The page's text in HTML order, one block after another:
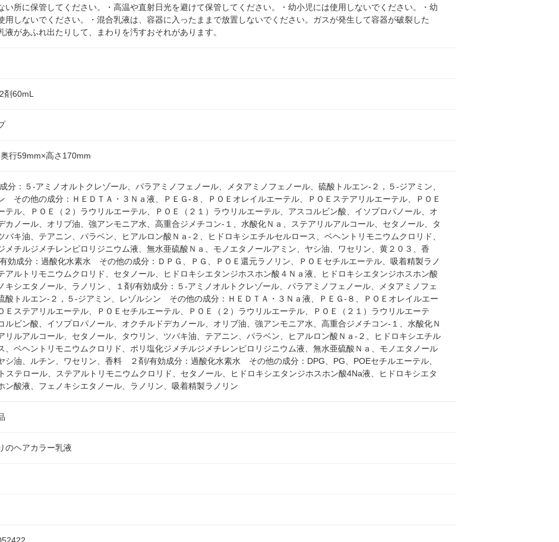
い所に保管してください。・高温や直射日光を避けて保管してください。・幼小児には使用しないでください。・幼
用しないでください。・混合乳液は、容器に入ったままで放置しないでください。ガスが発生して容器が破裂した
液があふれ出たりして、まわりを汚すおそれがあります。
剤60mL
行59mm×高さ170mm
分：５-アミノオルトクレゾール、パラアミノフェノール、メタアミノフェノール、硫酸トルエン-２，５-ジアミン、
その他の成分：ＨＥＤＴＡ・３Ｎａ液、ＰＥＧ-８、ＰＯＥオレイルエーテル、ＰＯＥステアリルエーテル、ＰＯＥ
テル、ＰＯＥ（２）ラウリルエーテル、ＰＯＥ（２１）ラウリルエーテル、アスコルビン酸、イソプロパノール、オ
カノール、オリブ油、強アンモニア水、高重合ジメチコン-１、水酸化Ｎａ、ステアリルアルコール、セタノール、タ
バキ油、テアニン、パラベン、ヒアルロン酸Ｎａ-２、ヒドロキシエチルセルロース、ベヘントリモニウムクロリド、
メチルジメチレンピロリジニウム液、無水亜硫酸Ｎａ、モノエタノールアミン、ヤシ油、ワセリン、黄２０３、香
効成分：過酸化水素水 その他の成分：ＤＰＧ、ＰＧ、ＰＯＥ還元ラノリン、ＰＯＥセチルエーテル、吸着精製ラノ
アルトリモニウムクロリド、セタノール、ヒドロキシエタンジホスホン酸４Ｎａ液、ヒドロキシエタンジホスホン酸
キシエタノール、ラノリン 、１剤/有効成分：５-アミノオルトクレゾール、パラアミノフェノール、メタアミノフェ
酸トルエン-２，５-ジアミン、レゾルシン その他の成分：ＨＥＤＴＡ・３Ｎａ液、ＰＥＧ-８、ＰＯＥオレイルエー
Ｅステアリルエーテル、ＰＯＥセチルエーテル、ＰＯＥ（２）ラウリルエーテル、ＰＯＥ（２１）ラウリルエーテ
ルビン酸、イソプロパノール、オクチルドデカノール、オリブ油、強アンモニア水、高重合ジメチコン-１、水酸化Ｎ
リルアルコール、セタノール、タウリン、ツバキ油、テアニン、パラベン、ヒアルロン酸Ｎａ-２、ヒドロキシエチル
、ベヘントリモニウムクロリド、ポリ塩化ジメチルジメチレンピロリジニウム液、無水亜硫酸Ｎａ、モノエタノール
シ油、ルチン、ワセリン、香料 ２剤/有効成分：過酸化水素水 その他の成分：DPG、PG、POEセチルエーテル、
ステロール、ステアルトリモニウムクロリド、セタノール、ヒドロキシエタンジホスホン酸4Na液、ヒドロキシエタ
ン酸液、フェノキシエタノール、ラノリン、吸着精製ラノリン
のヘアカラー乳液